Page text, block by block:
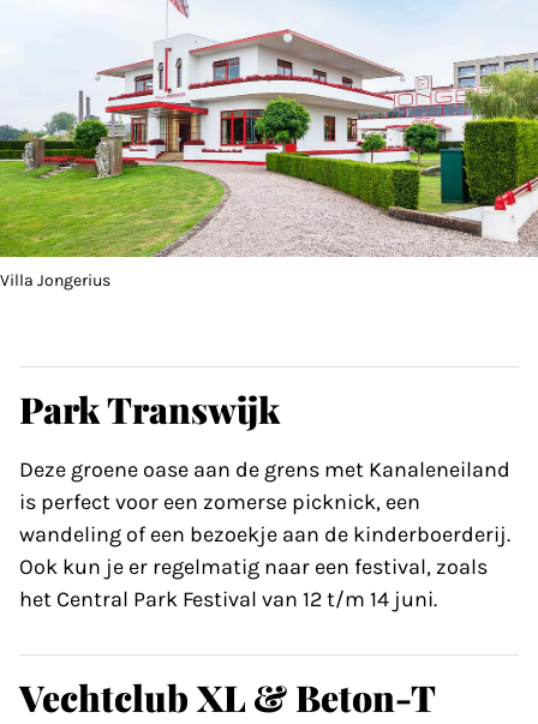
Villa Jongerius
Park Transwijk
Deze groene oase aan de grens met Kanaleneiland
is perfect voor een zomerse picknick, een
wandeling of een bezoekje aan de kinderboerderij.
Ook kun je er regelmatig naar een festival, zoals
het Central Park Festival van 12 t/m 14 juni.
Vechtclub XL & Beton-T